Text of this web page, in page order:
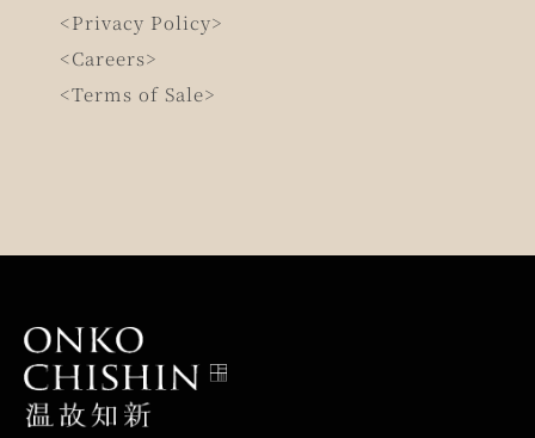
<Privacy Policy>
<Careers>
<Terms of Sale>